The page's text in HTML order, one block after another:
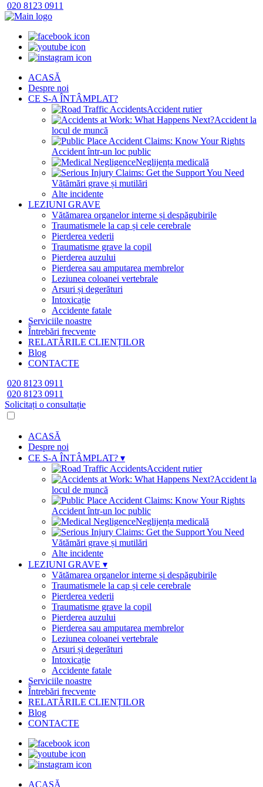
020 8123 0911
ACASĂ
Despre noi
CE S-A ÎNTÂMPLAT?
Accident rutier
Accident la
locul de muncă
Accident într-un loc public
Neglijența medicală
Vătămări grave și mutilări
Alte incidente
LEZIUNI GRAVE
Vătămarea organelor interne și despăgubirile
Traumatismele la cap și cele cerebrale
Pierderea vederii
Traumatisme grave la copil
Pierderea auzului
Pierderea sau amputarea membrelor
Leziunea coloanei vertebrale
Arsuri și degerături
Intoxicație
Accidente fatale
Serviciile noastre
Întrebări frecvente
RELATĂRILE CLIENȚILOR
Blog
CONTACTE
020 8123 0911
020 8123 0911
Solicitați o consultație
ACASĂ
Despre noi
CE S-A ÎNTÂMPLAT? ▾
Accident rutier
Accident la
locul de muncă
Accident într-un loc public
Neglijența medicală
Vătămări grave și mutilări
Alte incidente
LEZIUNI GRAVE ▾
Vătămarea organelor interne și despăgubirile
Traumatismele la cap și cele cerebrale
Pierderea vederii
Traumatisme grave la copil
Pierderea auzului
Pierderea sau amputarea membrelor
Leziunea coloanei vertebrale
Arsuri și degerături
Intoxicație
Accidente fatale
Serviciile noastre
Întrebări frecvente
RELATĂRILE CLIENȚILOR
Blog
CONTACTE
ACASĂ